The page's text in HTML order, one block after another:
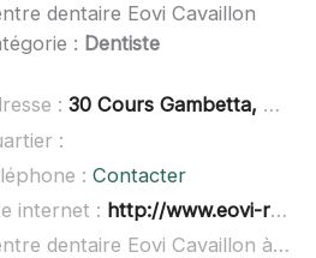
dentaire Eovi Cavaillon
: Dentiste
: 30 Cours Gambetta, 84300 Cavaillon
:
: Contacter
internet : http://www.eovi-realisations-mutualistes.fr/mentions-legales.asp
Centre dentaire Eovi Cavaillon à domicile :